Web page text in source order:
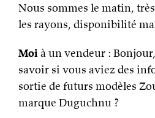
Nous sommes le matin,
les rayons, disponibilité
Moi à un vendeur :
savoir si vous aviez des
sortie de futurs modèles
marque Duguchnu ?